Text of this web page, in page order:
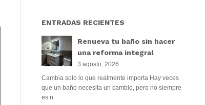
ENTRADAS RECIENTES
Renueva tu baño sin hacer
una reforma integral
3 agosto, 2026
Cambia solo lo que realmente importa Hay veces
que un baño necesita un cambio, pero no siempre
es n